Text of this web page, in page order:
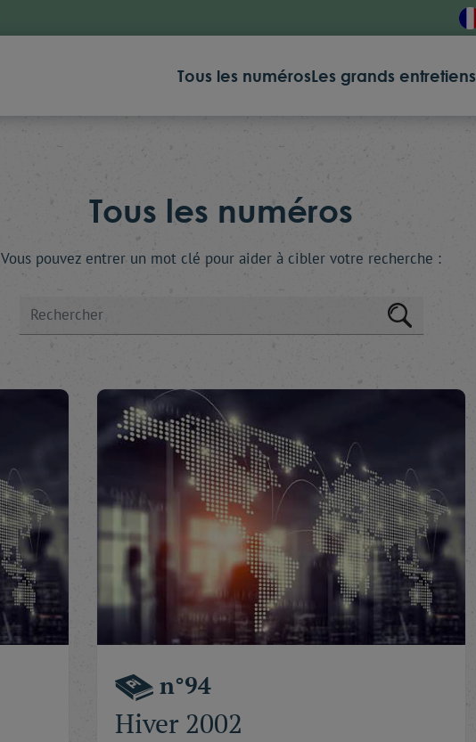
Tous les numérosLes grands entretiens
Tous les numéros
Vous pouvez entrer un mot clé pour aider à cibler votre recherche :
n°94
Hiver 2002